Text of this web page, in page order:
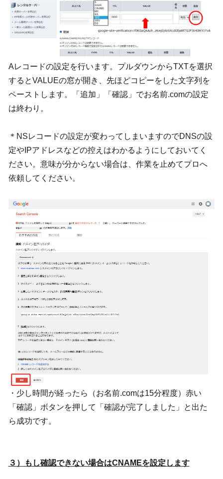
Aレコードの設定を行います。プルダウンからTXTを選択
するとVALUEの窓が開き、先ほどコピーをした文字列を
ペーストします。「追加」「確認」でお名前.comの設定
は終わり。
＊NSレコードの設定が変わってしまいますのでDNSの設
定やIPアドレスなどの控えはわかるようにしておいてく
ださい。意味が分からない場合は、作業を止めてプロへ
依頼してください。
・少し時間が経ったら（お名前.comは15分程度）赤い
「確認」ボタンを押して「確認が完了しました」と出た
ら成功です。
３）もし確認できない場合はCNAMEを設定します